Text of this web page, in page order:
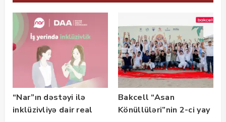
“Nar”ın dəstəyi ilə
inklüzivliyə dair real
Bakcell “Asan
Könüllüləri”nin 2-ci yay